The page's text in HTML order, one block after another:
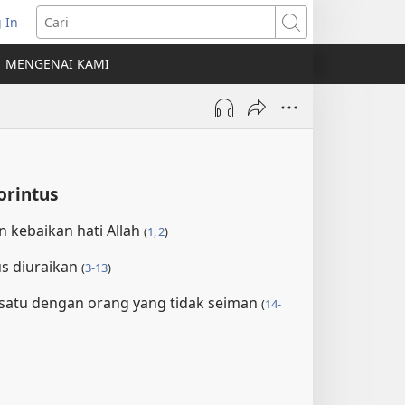
In
Cari
MENGENAI KAMI
kebaikan hati Allah (1, 2)
diuraikan (3-13)
dengan orang yang tidak seiman (14-